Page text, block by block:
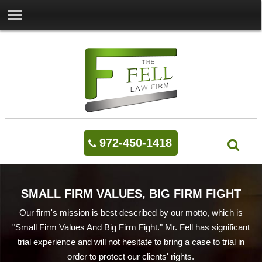
972-450-1418
SMALL FIRM VALUES, BIG FIRM FIGHT
Our firm's mission is best described by our motto, which is
"Small Firm Values And Big Firm Fight." Mr. Fell has significant
trial experience and will not hesitate to bring a case to trial in
order to protect our clients' rights.